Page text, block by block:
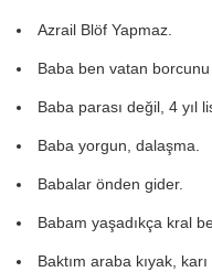
Azrail Blöf Yapmaz.
Baba ben vatan
Baba parası değil, 4 yıl
Baba yorgun, dalaşma.
Babalar önden gider.
Babam yaşadıkça kral
Baktım araba kıyak,